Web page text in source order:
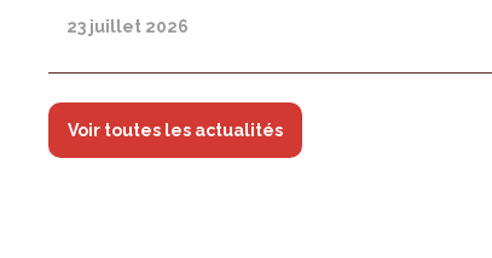
23 juillet 2026
Voir toutes les actualités